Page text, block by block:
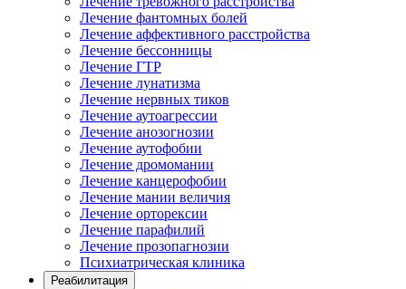
Лечение фантомных болей
Лечение аффективного расстройства
Лечение бессонницы
Лечение ГТР
Лечение лунатизма
Лечение нервных тиков
Лечение аутоагрессии
Лечение анозогнозии
Лечение аутофобии
Лечение дромомании
Лечение канцерофобии
Лечение мании величия
Лечение орторексии
Лечение парафилий
Лечение прозопагнозии
Психиатрическая клиника
Реабилитация